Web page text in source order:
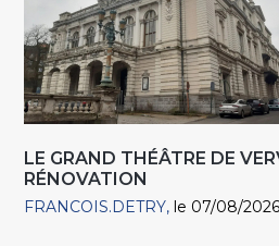
LE GRAND THÉÂTRE DE
RÉNOVATION
FRANCOIS.DETRY le 07/08/2026